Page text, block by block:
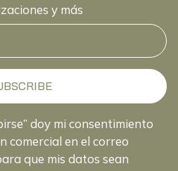
y más
doy mi consentimiento
comercial en el correo
que mis datos sean